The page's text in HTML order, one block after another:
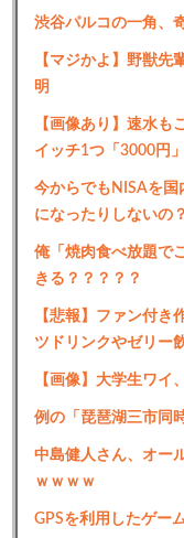
渋谷パルコの一角、
【マジかよ】野獣
明
【画像あり】速水も
イッチ1つ「3000円
今からでもNISAを国
になったりしないの？
俺「焼肉食べ放題で
きる？？？？？
【悲報】ファン付
ツドリンクやゼリー
【画像】大学生ワイ
例の「琵琶湖三市同
中島健人さん、オー
ｗｗｗｗ
GPSを利用したゲー